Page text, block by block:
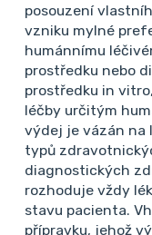
Praktický lékař
Systémové
Podezření
Dobrý den,
páteře,
radikulopatie na
zlomenina
appendektomie
posouzení
vzniku mylné
humánnímu
prostředku nebo
prostředku in
léčby určitým
výdej je vázán na
typů
diagnostických
rozhoduje vždy
stavu pacienta.
přípravku, jehož